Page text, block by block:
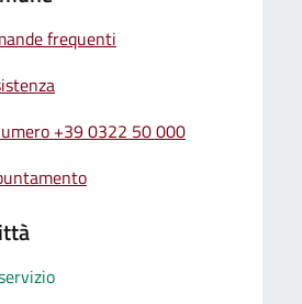
frequenti
+39 0322 50 000